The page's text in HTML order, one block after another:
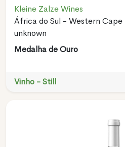
Kleine Zalze Wines
África do Sul - Western Cape
unknown
Medalha de Ouro
Vinho - Still